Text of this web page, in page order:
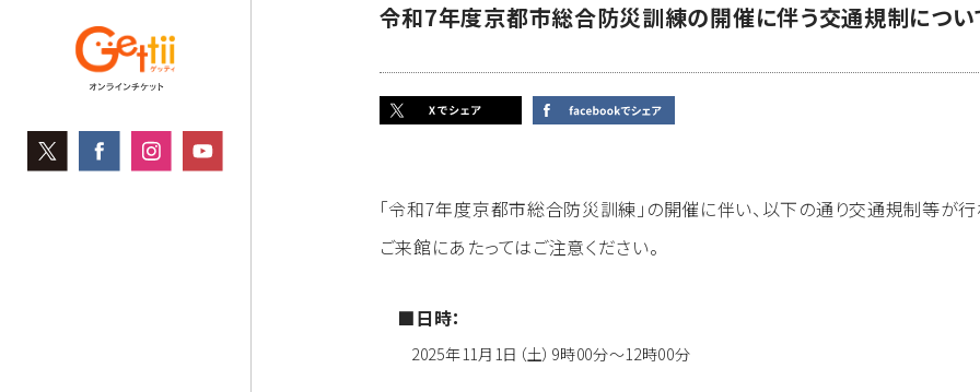
令和7年度京都市総合防災訓練の開催に伴う交通規制につい
「令和7年度京都市総合防災訓練」の開催に伴い、以下の通り交通規制等が行
ご来館にあたってはご注意ください。
■日時：
2025年11月1日（土）9時00分～12時00分